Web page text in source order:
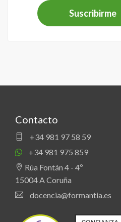
Suscribirme
Contacto
+34 981 97 58 59
+34 981 975 859
Rúa Fontán 4 - 4º
15004 A Coruña
docencia@formantia.es